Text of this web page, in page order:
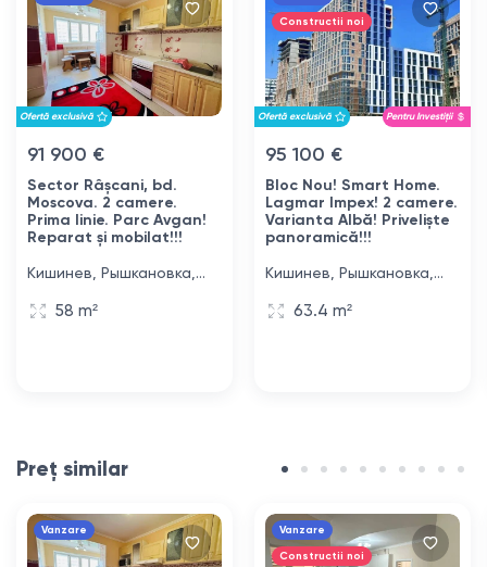
Ofertă exclusivă
91 900 €
Sector Râșcani, bd.
Moscova. 2 camere.
Prima linie. Parc Avgan!
Reparat și mobilat!!!
Кишинев, Рышкановка,
58 m²
Constructii noi
Ofertă exclusivă Pentru Investiții
95 100 €
Bloc Nou! Smart Home.
Lagmar Impex! 2 camere.
Varianta Albă! Priveliște
panoramică!!!
Кишинев, Рышкановка,
63.4 m²
Preț similar
Vanzare
Vanzare
Constructii noi